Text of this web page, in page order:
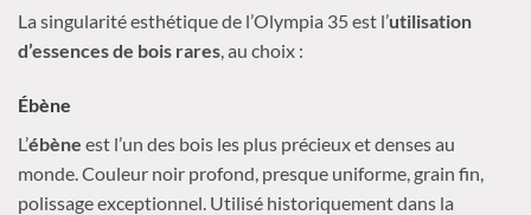
La singularité esthétique de l’Olympia 35 est l’utilisation
d’essences de bois rares, au choix :
Ébène
L’ébène est l’un des bois les plus précieux et denses au
monde. Couleur noir profond, presque uniforme, grain fin,
polissage exceptionnel. Utilisé historiquement dans la